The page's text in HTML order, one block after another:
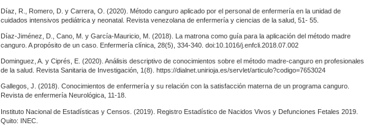
Díaz, R., Romero, D. y Carrera, O. (2020). Método canguro aplicado por el personal de enfermería en la unidad de
cuidados intensivos pediátrica y neonatal. Revista venezolana de enfermería y ciencias de la salud, 51- 55.
Díaz-Jiménez, D., Cano, M. y García-Mauricio, M. (2018). La matrona como guía para la aplicación del método madre
canguro. A propósito de un caso. Enfermería clínica, 28(5), 334-340. doi:10.1016/j.enfcli.2018.07.002
Dominguez, A. y Ciprés, E. (2020). Análisis descriptivo de conocimientos sobre el método madre-canguro en profesionales
de la salud. Revista Sanitaria de Investigación, 1(8). https://dialnet.unirioja.es/servlet/articulo?codigo=7653024
Gallegos, J. (2018). Conocimientos de enfermería y su relación con la satisfacción materna de un programa canguro.
Revista de enfermería Neurológica, 11-18.
Instituto Nacional de Estadísticas y Censos. (2019). Registro Estadístico de Nacidos Vivos y Defunciones Fetales 2019.
Quito: INEC.